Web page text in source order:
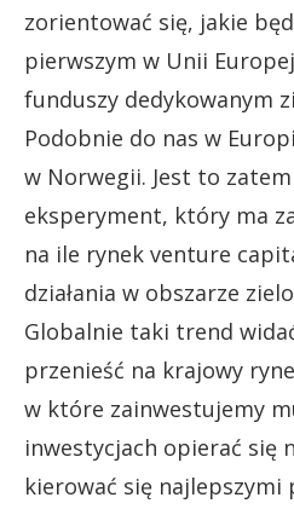
zorientować się, jakie
pierwszym w Unii
funduszy dedykowanym
Podobnie do nas w
w Norwegii. Jest to
eksperyment, który ma
na ile rynek venture
działania w obszarze
Globalnie taki trend
przenieść na krajowy
w które zainwestujemy
inwestycjach opierać się
kierować się najlepszymi